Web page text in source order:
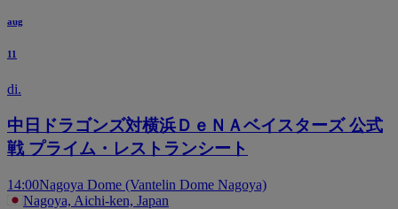
aug
11
di.
中日ドラゴンズ対横浜ＤｅＮＡベイスターズ 公式
戦 プライム・レストランシート
14:00Nagoya Dome (Vantelin Dome Nagoya)
Nagoya, Aichi-ken, Japan